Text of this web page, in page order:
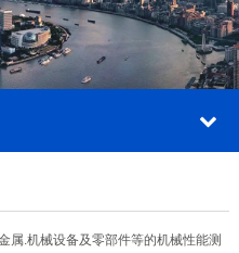
属.机械设备及零部件等的机械性能测